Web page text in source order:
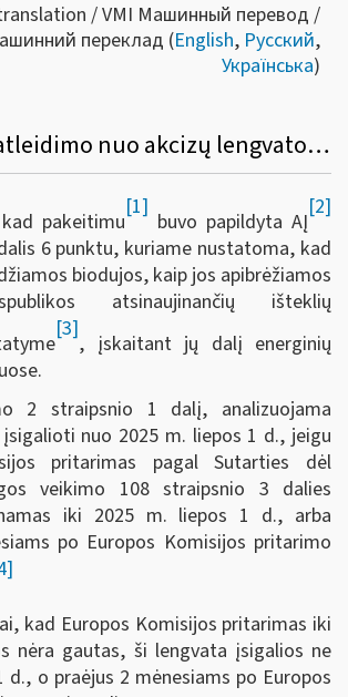
/ VMI Машинный перевод /
переклад (English, Русский,
Українська)
Dėl biodujų atleidimo nuo akcizų lengvatos įsigaliojimo atidėjimo
pakeitimu
[1]
buvo papildyta AĮ
[2]
6 punktu, kuriame nustatoma, kad
biodujos, kaip jos apibrėžiamos
atsinaujinančių išteklių
[3]
, įskaitant jų dalį energinių
2 straipsnio 1 dalį, analizuojama
nuo 2025 m. liepos 1 d., jeigu
pritarimas pagal Sutarties dėl
veikimo 108 straipsnio 3 dalies
iki 2025 m. liepos 1 d., arba
po Europos Komisijos pritarimo
kad Europos Komisijos pritarimas iki
nėra gautas, ši lengvata įsigalios ne
d., o praėjus 2 mėnesiams po Europos